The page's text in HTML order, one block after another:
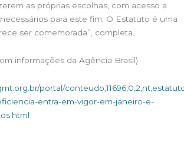
as próprias escolhas, com acesso a
para este fim. O Estatuto é uma
ser comemorada”, completa.
informações da Agência Brasil)
portal/
entra-em-vigor-em-janeiro-e-